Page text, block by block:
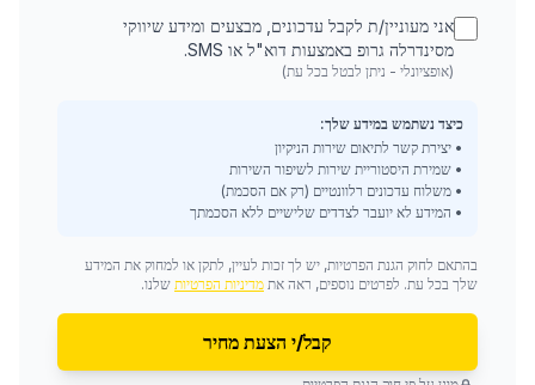
אני מעוניין/ת לקבל עדכונים, מבצעים ומידע שיווקי
מסינדרלה גרופ באמצעות דוא"ל או SMS.
(אופציונלי - ניתן לבטל בכל עת)
כיצד נשתמש במידע שלך:
• יצירת קשר לתיאום שירות הניקיון
• שמירת היסטוריית שירות לשיפור השירות
• משלוח עדכונים רלוונטיים (רק אם הסכמת)
• המידע לא יועבר לצדדים שלישיים ללא הסכמתך
בהתאם לחוק הגנת הפרטיות, יש לך זכות לעיין, לתקן או למחוק את המידע
שלך בכל עת. לפרטים נוספים, ראה את מדיניות הפרטיות שלנו.
קבל/י הצעת מחיר